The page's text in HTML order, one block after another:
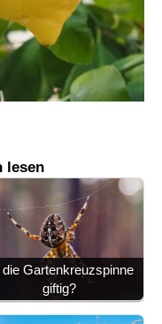
lesen
die Gartenkreuzspinne
giftig?